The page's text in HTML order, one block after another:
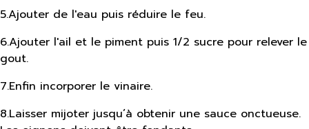
5.Ajouter de l'eau puis réduire le feu.
6.Ajouter l'ail et le piment puis 1/2 sucre pour relever le
gout.
7.Enfin incorporer le vinaire.
8.Laisser mijoter jusqu’à obtenir une sauce onctueuse.